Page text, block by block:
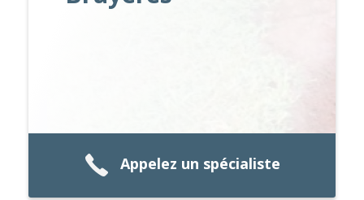
Appelez un spécialiste